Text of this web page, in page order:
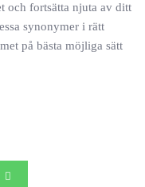
och fortsätta njuta av ditt
synonymer i rätt
på bästa möjliga sätt